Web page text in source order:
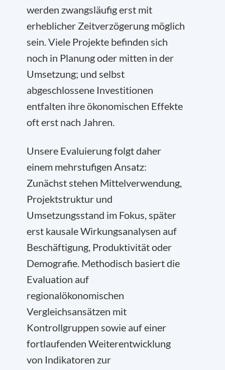
werden zwangsläufig erst mit
erheblicher Zeitverzögerung möglich
sein. Viele Projekte befinden sich
noch in Planung oder mitten in der
Umsetzung; und selbst
abgeschlossene Investitionen
entfalten ihre ökonomischen Effekte
oft erst nach Jahren.
Unsere Evaluierung folgt daher
einem mehrstufigen Ansatz:
Zunächst stehen Mittelverwendung,
Projektstruktur und
Umsetzungsstand im Fokus, später
erst kausale Wirkungsanalysen auf
Beschäftigung, Produktivität oder
Demografie. Methodisch basiert die
Evaluation auf
regionalökonomischen
Vergleichsansätzen mit
Kontrollgruppen sowie auf einer
fortlaufenden Weiterentwicklung
von Indikatoren zur